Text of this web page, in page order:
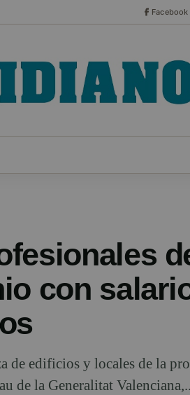
Facebook
con
de edificios y locales de la
de la Generalitat